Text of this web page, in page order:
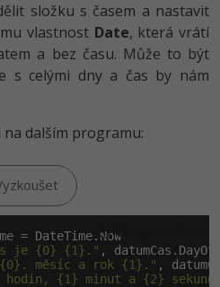
složku s časem a nastavit
vlastnost Date, která vrátí
a bez času. Může to být
s celými dny a čas by nám
dalším programu:
Klikni pro editaci
= DateTime.Now
je {0} {1}." ,
měsíc a rok {1}." ,
hodin, {1} minut a {2}